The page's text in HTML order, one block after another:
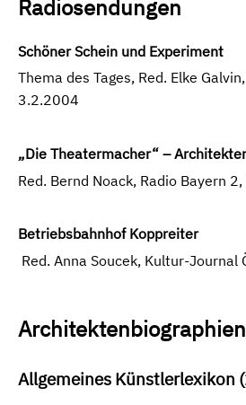
Radiosendungen
Schöner Schein und Experiment
Thema des Tages, Red. Elke
3.2.2004
„Die Theatermacher“ –
Red. Bernd Noack, Radio Bayern
Betriebsbahnhof Koppreiter
Red. Anna Soucek, Kultur-Journal
Architektenbiographien
Allgemeines Künstlerlexikon